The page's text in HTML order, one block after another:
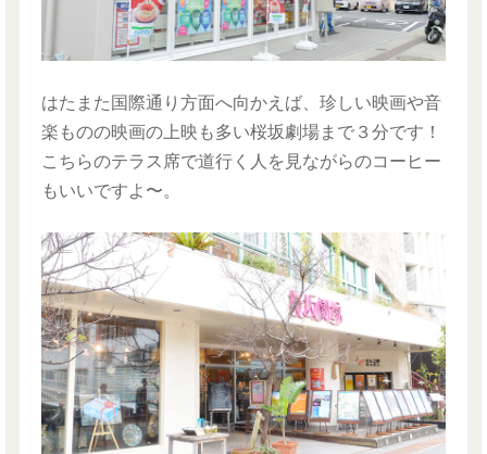
はたまた国際通り方面へ向かえば、珍しい映画や音
楽ものの映画の上映も多い桜坂劇場まで３分です！
こちらのテラス席で道行く人を見ながらのコーヒー
もいいですよ〜。